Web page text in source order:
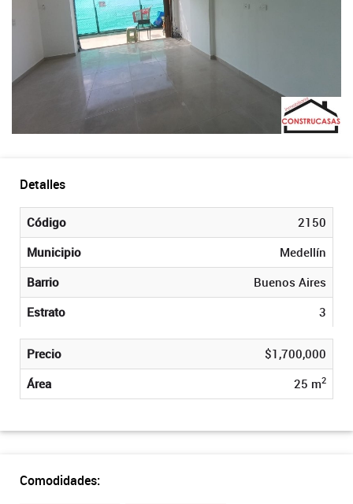
Detalles
Código
2150
Municipio
Medellín
Barrio
Buenos Aires
Estrato
3
Precio
$1,700,000
Área
25 m2
Comodidades: